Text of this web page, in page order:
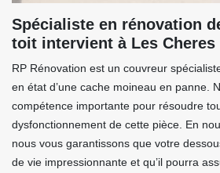
Spécialiste en rénovation
toit intervient à Les Cheres
RP Rénovation est un couvreur
en état d’une cache moineau en panne.
compétence importante pour résoudre
dysfonctionnement de cette pièce. En
nous vous garantissons que votre
de vie impressionnante et qu’il pourra